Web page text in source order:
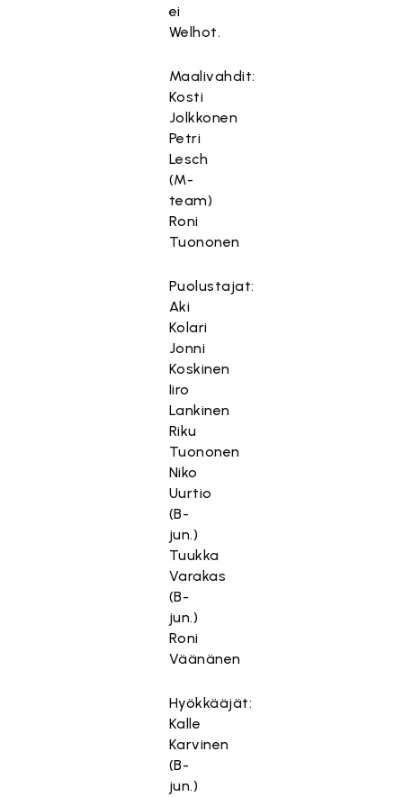
ei
Welhot.
Maalivahdit:
Kosti
Jolkkonen
Petri
Lesch
(M-
team)
Roni
Tuononen
Puolustajat:
Aki
Kolari
Jonni
Koskinen
Iiro
Lankinen
Riku
Tuononen
Niko
Uurtio
(B-
jun.)
Tuukka
Varakas
(B-
jun.)
Roni
Väänänen
Hyökkääjät:
Kalle
Karvinen
(B-
jun.)